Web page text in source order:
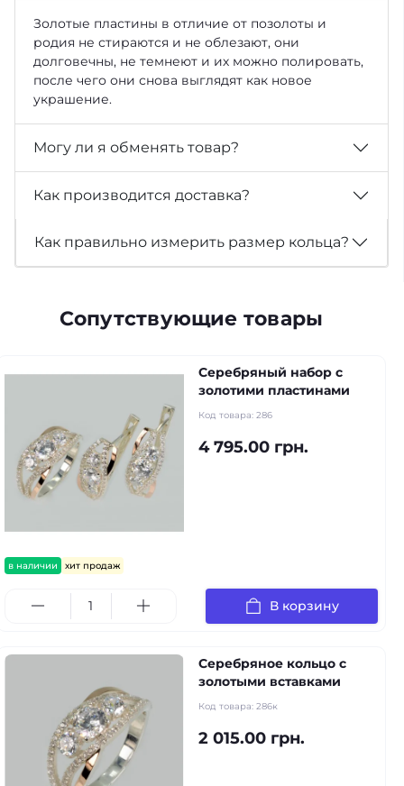
Золотые пластины в отличие от позолоты и
родия не стираются и не облезают, они
долговечны, не темнеют и их можно полировать,
после чего они снова выглядят как новое
украшение.
Могу ли я обменять товар?
Как производится доставка?
Как правильно измерить размер кольца?
Сопутствующие товары
в наличии хит продаж
Серебряный набор с
золотими пластинами
Код товара: 286
4 795.00 грн.
В корзину
Серебряное кольцо с
золотыми вставками
Код товара: 286к
2 015.00 грн.